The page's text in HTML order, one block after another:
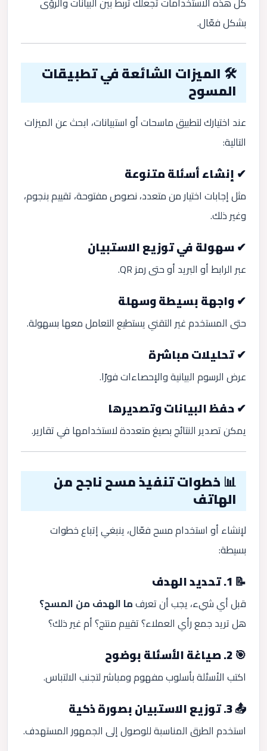
بشكل فعّال.
🛠️ الميزات الشائعة في تطبيقات
المسوح
عند اختيارك لتطبيق ماسحات أو استبيانات، ابحث عن الميزات
التالية:
✔ إنشاء أسئلة متنوعة
مثل إجابات اختيار من متعدد، نصوص مفتوحة، تقييم بنجوم،
وغير ذلك.
✔ سهولة في توزيع الاستبيان
عبر الرابط أو البريد أو حتى رمز QR.
✔ واجهة بسيطة وسهلة
حتى المستخدم غير التقني يستطيع التعامل معها بسهولة.
✔ تحليلات مباشرة
عرض الرسوم البيانية والإحصاءات فورًا.
✔ حفظ البيانات وتصديرها
يمكن تصدير النتائج بصيغ متعددة لاستخدامها في تقارير.
📊 خطوات تنفيذ مسح ناجح من
الهاتف
لإنشاء أو استخدام مسح فعّال، ينبغي إتباع خطوات
بسيطة:
📝 1. تحديد الهدف
قبل أي شيء، يجب أن تعرفما الهدف من المسح؟
هل تريد جمع رأي العملاء؟ تقييم منتج؟ أم غير ذلك؟
🎯 2. صياغة الأسئلة بوضوح
اكتب الأسئلة بأسلوب مفهوم ومباشر لتجنب الالتباس.
📤 3. توزيع الاستبيان بصورة ذكية
استخدم الطرق المناسبة للوصول إلى الجمهور المستهدف.